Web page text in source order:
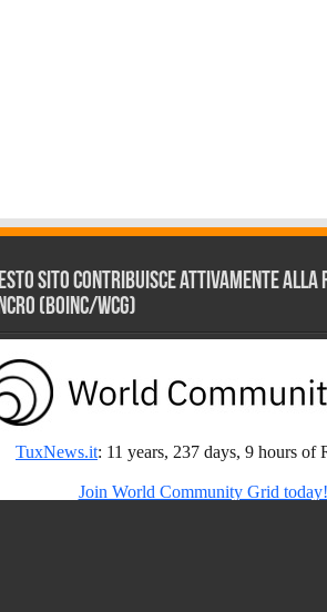
sito contribuisce attivamente
(BOINC/WCG)